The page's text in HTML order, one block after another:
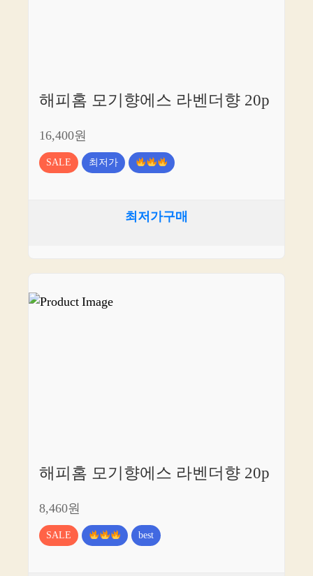
해피홈 모기향에스 라벤더향 20p
16,400원
SALE 최저가
최저가구매
해피홈 모기향에스 라벤더향 20p
8,460원
SALE best